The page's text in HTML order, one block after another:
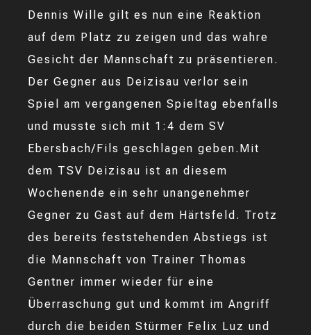
Dennis Wille gilt es nun eine Reaktion
auf dem Platz zu zeigen und das wahre
Gesicht der Mannschaft zu präsentieren.
Der Gegner aus Deizisau verlor sein
Spiel am vergangenen Spieltag ebenfalls
und musste sich mit 1:4 dem SV
Ebersbach/Fils geschlagen geben.Mit
dem TSV Deizisau ist an diesem
Wochenende ein sehr unangenehmer
Gegner zu Gast auf dem Härtsfeld. Trotz
des bereits feststehenden Abstiegs ist
die Mannschaft von Trainer Thomas
Gentner immer wieder für eine
Überraschung gut und kommt im Angriff
durch die beiden Stürmer Felix Luz und